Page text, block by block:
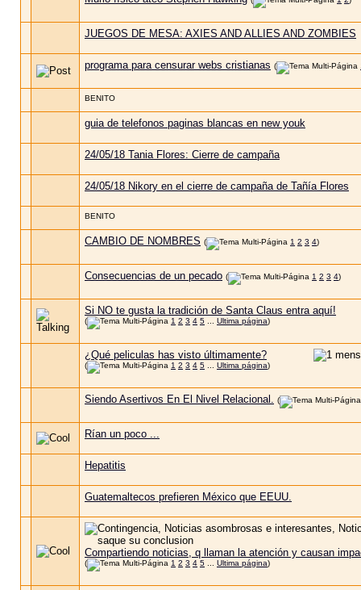
JUEGOS DE MESA: AXIES AND ALLIES AND ZOMBIES
programa para censurar webs cristianas (
BENITO
guia de telefonos paginas blancas en new youk
24/05/18 Tania Flores: Cierre de campaña
24/05/18 Nikory en el cierre de campaña de Tañía Flores
BENITO
CAMBIO DE NOMBRES ( 1 2 3 4)
Consecuencias de un pecado ( 1 2 3 4)
Si NO te gusta la tradición de Santa Claus entra aquí!
( 1 2 3 4 5 Ultima página)
¿Qué peliculas has visto últimamente?
( 1 2 3 4 5 Ultima página)
Siendo Asertivos En El Nivel Relacional. (
Rían un poco ...
Hepatitis
Guatemaltecos prefieren México que EEUU.
Compartiendo noticias, q llaman la atención y causan
( 1 2 3 4 5 Ultima página)